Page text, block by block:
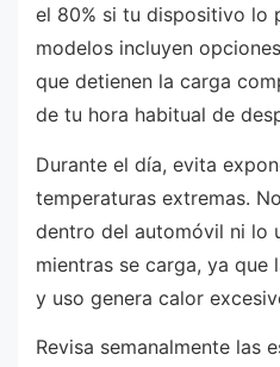
el 80% si tu dispositivo lo
modelos incluyen
que detienen la carga
de tu hora habitual de
Durante el día, evita
temperaturas extremas.
dentro del automóvil ni lo
mientras se carga, ya que
y uso genera calor
Revisa semanalmente las